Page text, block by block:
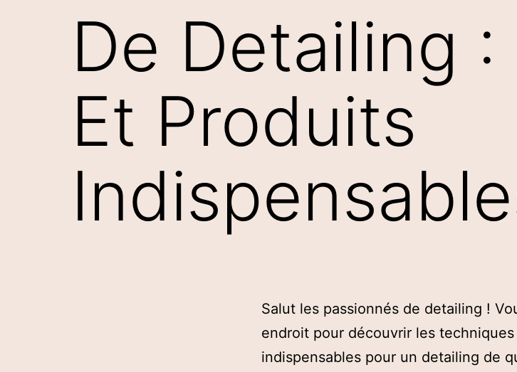
De Detailing
Et Produits
Salut les passionnés de detailing !
endroit pour découvrir les
indispensables pour un detailing de